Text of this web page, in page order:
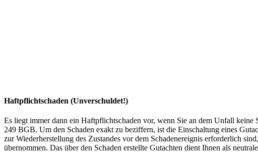
Haftpflichtschaden (Unverschuldet!)
Es liegt immer dann ein Haftpflichtschaden vor, wenn Sie an dem Unfall keine
249 BGB. Um den Schaden exakt zu beziffern, ist die Einschaltung eines
zur Wiederherstellung des Zustandes vor dem Schadenereignis erforderlich
übernommen. Das über den Schaden erstellte Gutachten dient Ihnen als